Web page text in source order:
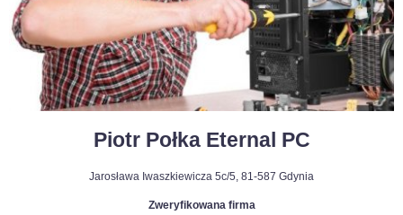
Piotr Połka Eternal PC
Jarosława Iwaszkiewicza 5c/5, 81-587 Gdynia
Zweryfikowana firma